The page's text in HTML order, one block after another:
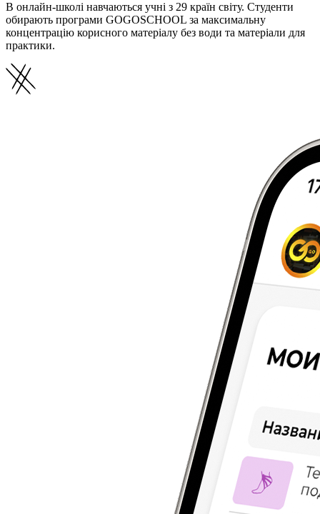
В онлайн-школі навчаються учні з 29 країн світу. Студенти
обирають програми GOGOSCHOOL за максимальну
концентрацію корисного матеріалу без води та матеріали для
практики.